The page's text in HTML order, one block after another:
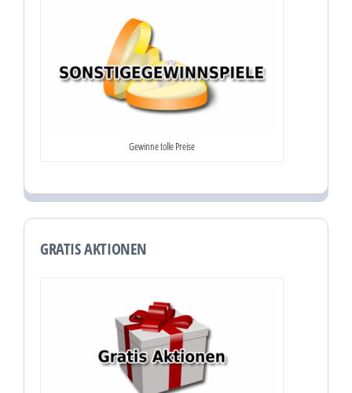
Gewinne tolle Preise
GRATIS AKTIONEN